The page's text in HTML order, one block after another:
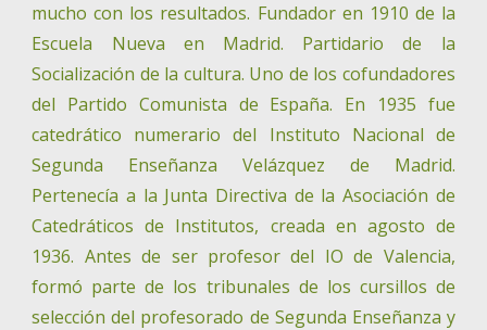
mucho con los resultados. Fundador en 1910 de la
Escuela Nueva en Madrid. Partidario de la
Socialización de la cultura. Uno de los cofundadores
del Partido Comunista de España. En 1935 fue
catedrático numerario del Instituto Nacional de
Segunda Enseñanza Velázquez de Madrid.
Pertenecía a la Junta Directiva de la Asociación de
Catedráticos de Institutos, creada en agosto de
1936. Antes de ser profesor del IO de Valencia,
formó parte de los tribunales de los cursillos de
selección del profesorado de Segunda Enseñanza y